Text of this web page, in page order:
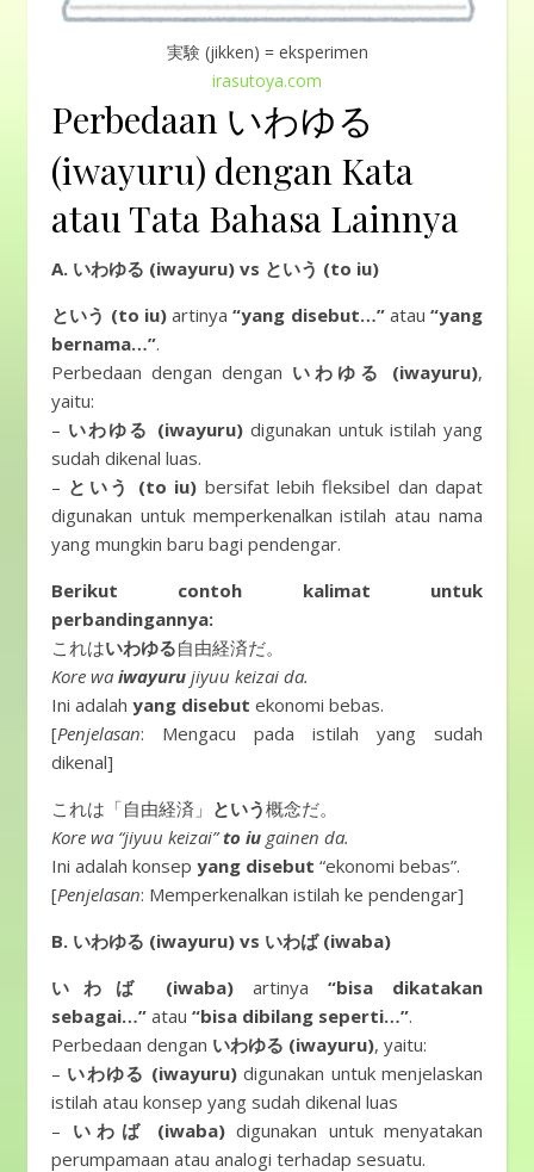
実験 (jikken) = eksperimen
irasutoya.com
Perbedaan いわゆる
(iwayuru) dengan Kata
atau Tata Bahasa Lainnya
A. いわゆる (iwayuru) vs という (to iu)
という (to iu) artinya“yang disebut…”atau“yang
bernama…”.
Perbedaan dengan dengan いわゆる (iwayuru),
yaitu:
– いわゆる (iwayuru)digunakan untuk istilah yang
sudah dikenal luas.
– という (to iu) bersifat lebih fleksibel dan dapat
digunakan untuk memperkenalkan istilah atau nama
yang mungkin baru bagi pendengar.
Berikut contoh kalimat untuk
perbandingannya:
これはいわゆる自由経済だ。
Kore wa iwayuru jiyuu keizai da.
Ini adalah yang disebut ekonomi bebas.
[Penjelasan: Mengacu pada istilah yang sudah
dikenal]
これは「自由経済」 という概念だ。
Kore wa “jiyuu keizai”to iu gainen da.
Ini adalah konsep yang disebut “ekonomi bebas”.
[Penjelasan: Memperkenalkan istilah ke pendengar]
B. いわゆる (iwayuru) vs いわば (iwaba)
いわば (iwaba) artinya“bisa dikatakan
sebagai…” atau “bisa dibilang seperti…”.
Perbedaan dengan いわゆる (iwayuru), yaitu:
– いわゆる (iwayuru) digunakan untuk menjelaskan
istilah atau konsep yang sudah dikenal luas
– いわば (iwaba)digunakan untuk menyatakan
perumpamaan atau analogi terhadap sesuatu.